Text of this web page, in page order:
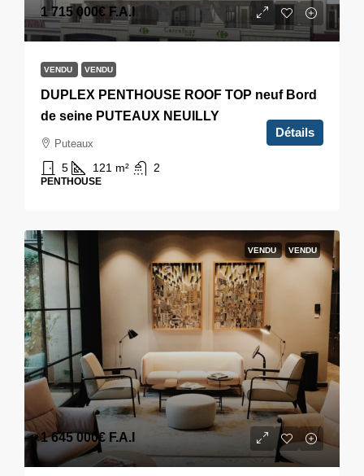
1 715 000€ F.A.I
VENDU VENDU
DUPLEX PENTHOUSE ROOF TOP neuf Bord
de seine PUTEAUX NEUILLY
Puteaux
5 121 m² 2
PENTHOUSE
Détails
VENDU VENDU
1 645 000€ F.A.I